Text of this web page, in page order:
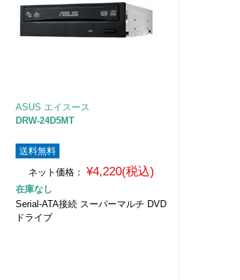
ASUS エイスース
DRW-24D5MT
送料無料
ネット価格：
¥4,220(税込)
在庫なし
Serial-ATA接続 スーパーマルチ DVD
ドライブ